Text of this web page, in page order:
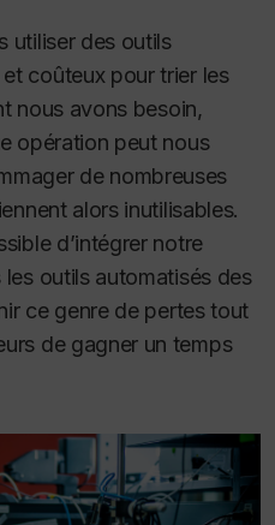
utiliser des outils
coûteux pour trier les
nous avons besoin,
opération peut nous
de nombreuses
alors inutilisables.
d’intégrer notre
outils automatisés des
ce genre de pertes tout
de gagner un temps